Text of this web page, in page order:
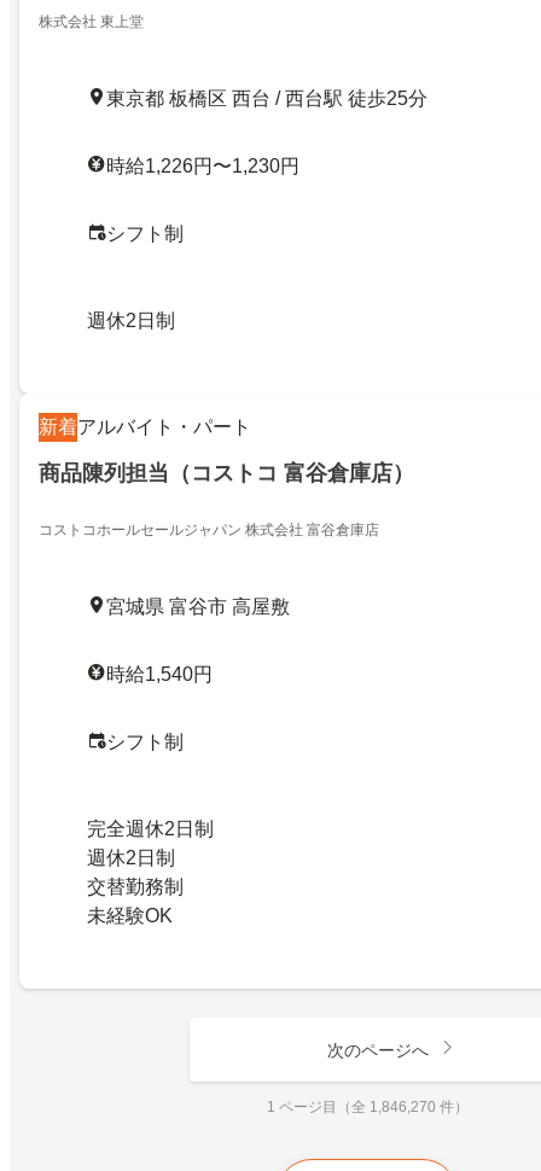
株式会社 東上堂
東京都 板橋区 西台 / 西台駅 徒歩25分
時給1,226円〜1,230円
シフト制
週休2日制
新着アルバイト・パート
商品陳列担当（コストコ 富谷倉庫店）
コストコホールセールジャパン 株式会社 富谷倉庫店
宮城県 富谷市 高屋敷
時給1,540円
シフト制
完全週休2日制
週休2日制
交替勤務制
未経験OK
次のページへ
1 ページ目（全 1,846,270 件）